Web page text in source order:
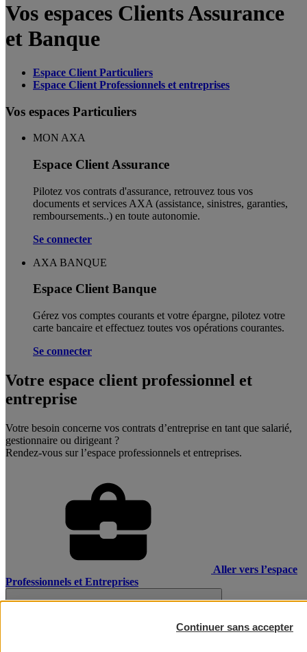
Vos espaces Clients Assurance
et Banque
Espace Client Particuliers
Espace Client Professionnels et entreprises
Vos espaces Particuliers
MON AXA
Espace Client Assurance
Pilotez vos contrats d'assurance, retrouvez tous vos
documents et services AXA (assistance, sinistres, garanties,
remboursements..) en toute autonomie. ​
Se connecter
AXA BANQUE
Espace Client Banque
Gérez vos comptes courants et votre épargne, pilotez votre
carte bancaire et effectuez toutes vos opérations courantes.
Se connecter
Votre espace client professionnel et
entreprise
Votre besoin concerne vos contrats d’entreprise en tant que salarié,
gestionnaire ou dirigeant ?
Rendez-vous sur l’espace professionnels et entreprises.
Aller vers l’espace
Professionnels et Entreprises
Continuer sans accepter